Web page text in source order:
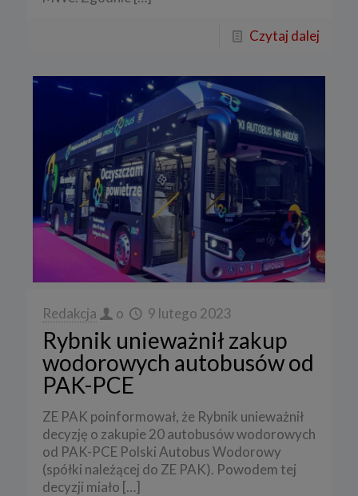
Czytaj dalej
Redakcja o 9 lutego 2023
Rybnik unieważnił zakup
wodorowych autobusów od
PAK-PCE
ZE PAK poinformował, że Rybnik unieważnił
decyzję o zakupie 20 autobusów wodorowych
od PAK-PCE Polski Autobus Wodorowy
(spółki należącej do ZE PAK). Powodem tej
decyzji miało […]